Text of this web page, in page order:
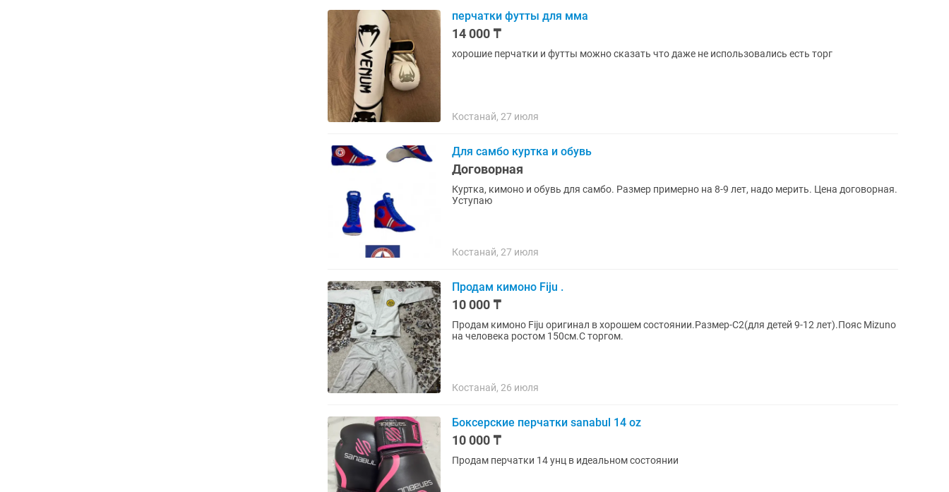
перчатки футты для мма
14 000 ₸
хорошие перчатки и футты можно сказать что даже не использовались есть торг
Костанай, 27 июля
Для самбо куртка и обувь
Договорная
Куртка, кимоно и обувь для самбо. Размер примерно на 8-9 лет, надо мерить. Цена договорная.
Уступаю
Костанай, 27 июля
Продам кимоно Fiju .
10 000 ₸
Продам кимоно Fiju оригинал в хорошем состоянии.Размер-C2(для детей 9-12 лет).Пояс Mizuno
на человека ростом 150см.С торгом.
Костанай, 26 июля
Боксерские перчатки sanabul 14 oz
10 000 ₸
Продам перчатки 14 унц в идеальном состоянии